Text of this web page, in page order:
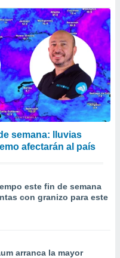
semana: lluvias
afectarán al país
este fin de semana
con granizo para este
arranca la mayor